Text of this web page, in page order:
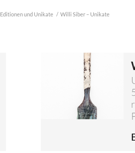
Editionen und Unikate / Willi Siber – Unikate